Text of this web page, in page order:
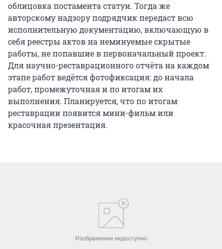
облицовка постамента статуи. Тогда же
авторскому надзору подрядчик передаст всю
исполнительную документацию, включающую в
себя реестры актов на неминуемые скрытые
работы, не попавшие в первоначальный проект.
Для научно-реставрационного отчёта на каждом
этапе работ ведётся фотофиксация: до начала
работ, промежуточная и по итогам их
выполнения. Планируется, что по итогам
реставрации появится мини-фильм или
красочная презентация.